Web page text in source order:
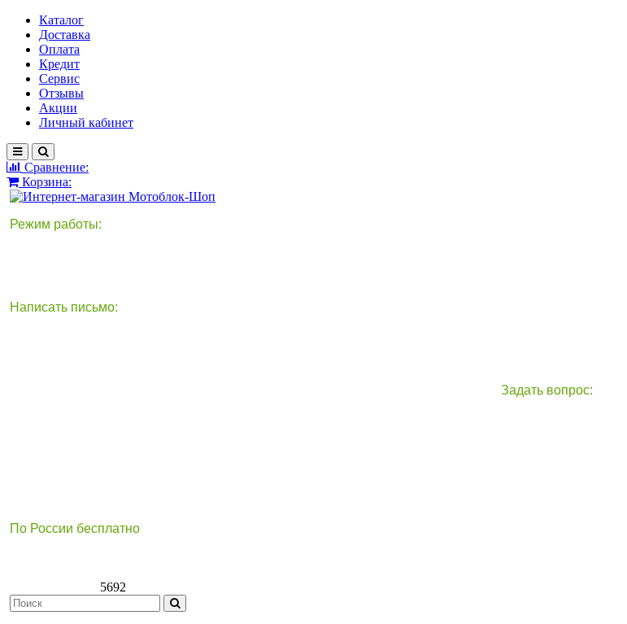
Каталог
Доставка
Оплата
Кредит
Сервис
Отзывы
Акции
Личный кабинет
Сравнение:
Корзина:
Режим работы:
Написать письмо:
Задать вопрос:
По России бесплатно
5692